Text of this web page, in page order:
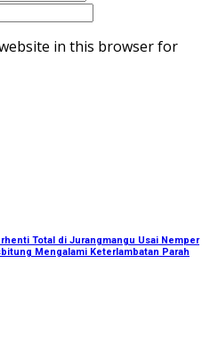
in this browser for
Total di Jurangmangu Usai Nemper
Mengalami Keterlambatan Parah